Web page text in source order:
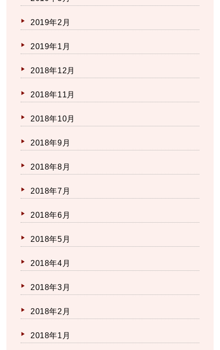
2019年2月
2019年1月
2018年12月
2018年11月
2018年10月
2018年9月
2018年8月
2018年7月
2018年6月
2018年5月
2018年4月
2018年3月
2018年2月
2018年1月